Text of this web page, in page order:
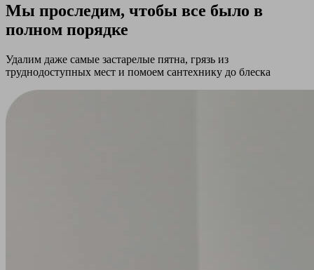
Мы проследим, чтобы все было в
полном порядке
Удалим даже самые застарелые пятна, грязь из
труднодоступных мест и помоем сантехнику до блеска